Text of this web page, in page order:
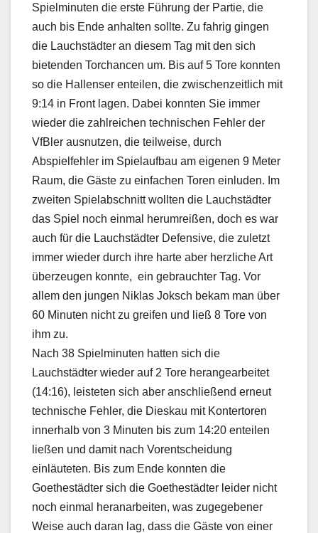
Spielminuten die erste Führung der Partie, die
auch bis Ende anhalten sollte. Zu fahrig gingen
die Lauchstädter an diesem Tag mit den sich
bietenden Torchancen um. Bis auf 5 Tore konnten
so die Hallenser enteilen, die zwischenzeitlich mit
9:14 in Front lagen. Dabei konnten Sie immer
wieder die zahlreichen technischen Fehler der
VfBler ausnutzen, die teilweise, durch
Abspielfehler im Spielaufbau am eigenen 9 Meter
Raum, die Gäste zu einfachen Toren einluden. Im
zweiten Spielabschnitt wollten die Lauchstädter
das Spiel noch einmal herumreißen, doch es war
auch für die Lauchstädter Defensive, die zuletzt
immer wieder durch ihre harte aber herzliche Art
überzeugen konnte, ein gebrauchter Tag. Vor
allem den jungen Niklas Joksch bekam man über
60 Minuten nicht zu greifen und ließ 8 Tore von
ihm zu.
Nach 38 Spielminuten hatten sich die
Lauchstädter wieder auf 2 Tore herangearbeitet
(14:16), leisteten sich aber anschließend erneut
technische Fehler, die Dieskau mit Kontertoren
innerhalb von 3 Minuten bis zum 14:20 enteilen
ließen und damit nach Vorentscheidung
einläuteten. Bis zum Ende konnten die
Goethestädter sich die Goethestädter leider nicht
noch einmal heranarbeiten, was zugegebener
Weise auch daran lag, dass die Gäste von einer